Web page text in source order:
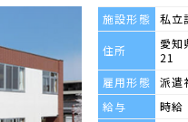
施設形態 私立
住所
愛知
21
雇用形態
派遣
給与
時